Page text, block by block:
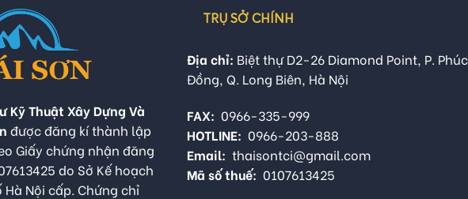
Kỹ Thuật Xây Dựng Và
được đăng kí thành lập
Giấy chứng nhận đăng
do Sở Kế hoạch
Nội cấp. Chứng chỉ
TRỤ SỞ CHÍNH
Địa chỉ: Biệt thự D2-26 Diamond Point, P. Phúc
Đồng, Q. Long Biên, Hà Nội
FAX: 0966-335-999
HOTLINE: 0966-203-888
Email: thaisontci@gmail.com
Mã số thuế: 0107613425